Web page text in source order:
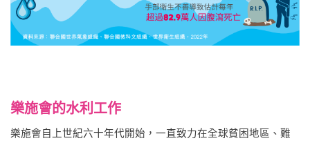
樂施會的水利工作
樂施會自上世紀六十年代開始，一直致力在全球貧困地區、難